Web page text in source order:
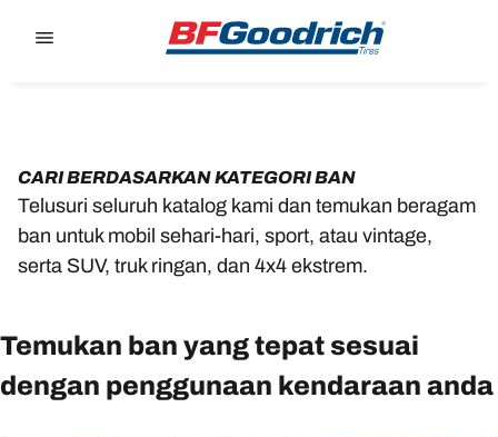
CARI BERDASARKAN KATEGORI BAN
Telusuri seluruh katalog kami dan temukan beragam
ban untuk mobil sehari-hari, sport, atau vintage,
serta SUV, truk ringan, dan 4x4 ekstrem.
Temukan ban yang tepat sesuai
dengan penggunaan kendaraan anda